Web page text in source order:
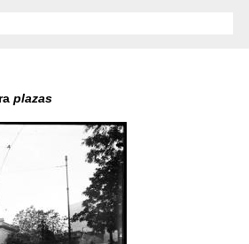
plazas